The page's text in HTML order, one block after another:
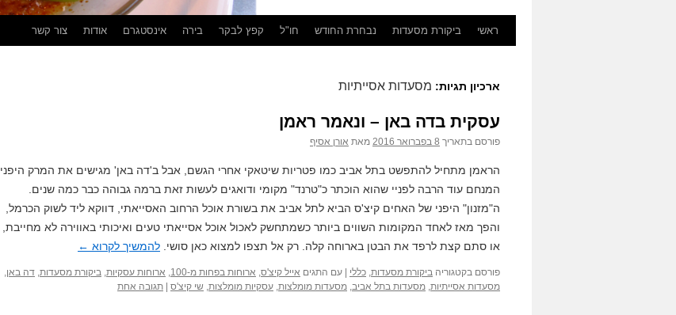
לדלג
ראשי ביקורת מסעדות נבחרת החודש חו"ל קפץ לבקר בירה אינסטגרם אודות צור קשר
ארכיון תגיות: מסעדות אסייתיות
עסקית בדה באן – ונאמר ראמן
פורסם בתאריך 8 בפברואר 2016 מאת אורן אסיף
הראמן מתחיל להתפשט בתל אביב כמו פטריות שיטאקי אחרי הגשם, אבל ב'דה באן' מגישים את המרק היפני
המנחם עוד הרבה לפניי שהוא הוכתר כ"טרנד" מקומי ודואגים לעשות זאת ברמה גבוהה כבר כמה שנים.
ה"מזנון" היפני של האחים קיצ'ס הביא לתל אביב את בשורת אוכל הרחוב האסייאתי, דווקא ליד לשוק הכרמל,
והפך מאז לאחד המקומות השווים ביותר כשמתחשק לאכול אוכל אסייאתי טעים ואיכותי באווירה לא מחייבת,
או סתם קצת לרפד את הבטן בארוחה קלה. רק אל תצפו למצוא כאן סושי. להמשיך לקרוא ←
פורסם בקטגוריה ביקורת מסעדות, כללי עם התגים אייל קיצ'ס, ארוחות בפחות מ-100 , ארוחות עסקיות, ביקורת מסעדות, דה באן,
מסעדות אסייתיות, מסעדות בתל אביב, מסעדות מומלצות, עסקיות מומלצות, שי קיצ'ס תגובה אחת